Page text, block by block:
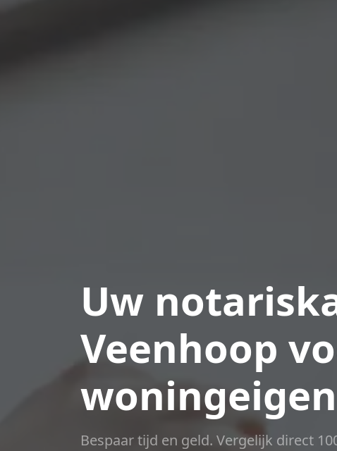
Uw
Veenhoop
Bespaar tijd en geld. Vergelijk direct